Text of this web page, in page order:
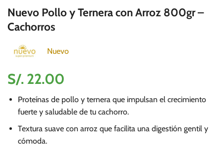
Nuevo Pollo y Ternera con Arroz 800gr –
Cachorros
Nuevo
S/. 22.00
Proteínas de pollo y ternera que impulsan el crecimiento
fuerte y saludable de tu cachorro.
Textura suave con arroz que facilita una digestión gentil y
cómoda.